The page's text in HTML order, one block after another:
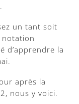
un tant soit
notation
d’apprendre la
après la
nous y voici.